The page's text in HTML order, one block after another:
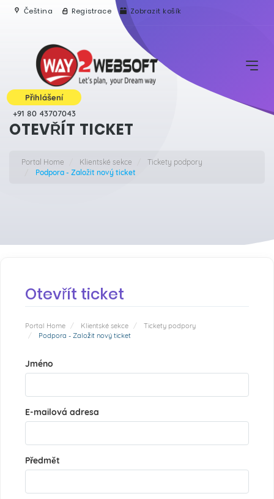
Čeština Registrace Zobrazit košík
Přihlášení
+91 80 43707043
OTEVŘÍT TICKET
Portal Home Klientské sekce
Tickety podpory
Podpora - Založit nový ticket
Otevřít ticket
Portal Home Klientské sekce
Tickety podpory
Podpora - Založit nový ticket
Jméno
E-mailová adresa
Předmět